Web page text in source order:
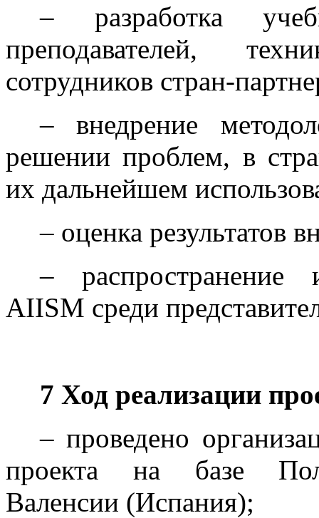
– разработка
преподавателей,
сотрудников стран-
– внедрение
решении проблем, в
их дальнейшем
– оценка результатов
– распространение
AIISM среди
7 Ход реализации
– проведено
проекта на базе
Валенсии (Испания);